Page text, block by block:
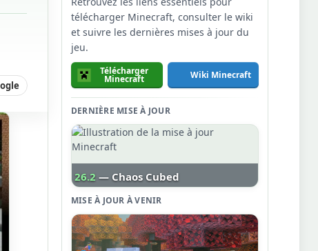
télécharger Minecraft, consulter le wiki
et suivre les dernières mises à jour du
jeu.
Télécharger
Minecraft Wiki Minecraft
DERNIÈRE MISE À JOUR
26.2 — Chaos Cubed
MISE À JOUR À VENIR